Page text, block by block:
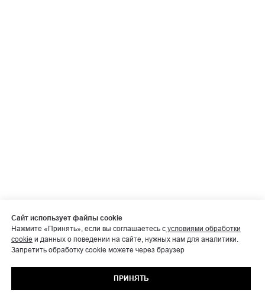
Сайт использует файлы cookie
Нажмите «Принять», если вы соглашаетесь с условиями обработки
cookie и данных о поведении на сайте, нужных нам для аналитики.
Запретить обработку cookie можете через браузер
ПРИНЯТЬ